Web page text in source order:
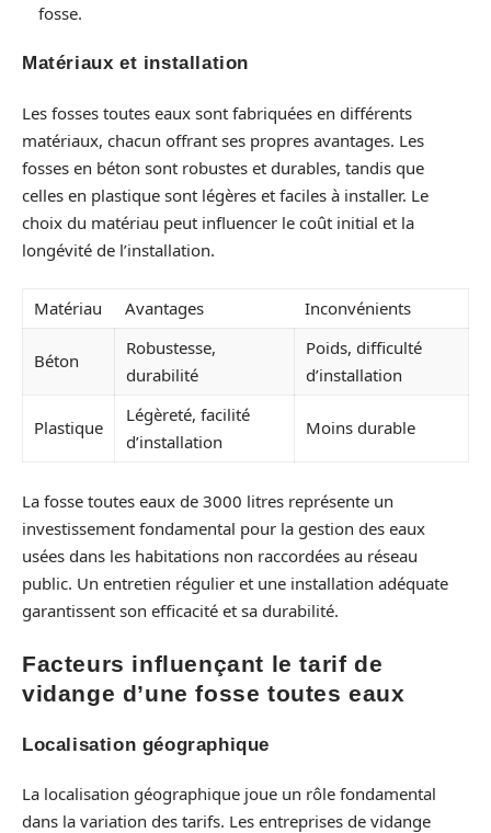
fosse.
Matériaux et installation
Les fosses toutes eaux sont fabriquées en différents
matériaux, chacun offrant ses propres avantages. Les
fosses en béton sont robustes et durables, tandis que
celles en plastique sont légères et faciles à installer. Le
choix du matériau peut influencer le coût initial et la
longévité de l’installation.
Matériau Avantages Inconvénients
Béton
Robustesse,
durabilité
Poids, difficulté
d’installation
Plastique
Légèreté, facilité
d’installation
Moins durable
La fosse toutes eaux de 3000 litres représente un
investissement fondamental pour la gestion des eaux
usées dans les habitations non raccordées au réseau
public. Un entretien régulier et une installation adéquate
garantissent son efficacité et sa durabilité.
Facteurs influençant le tarif de
vidange d’une fosse toutes eaux
Localisation géographique
La localisation géographique joue un rôle fondamental
dans la variation des tarifs. Les entreprises de vidange